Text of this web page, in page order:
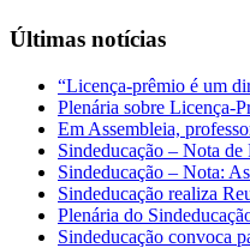
Últimas notícias
“Licença-prêmio é um
Plenária sobre Licença-
Em Assembleia,
Sindeducação – Nota de
Sindeducação – Nota:
Sindeducação realiza
Plenária do
Sindeducação convoca